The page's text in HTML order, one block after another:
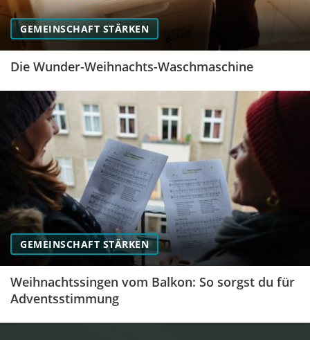
GEMEINSCHAFT STÄRKEN
Die Wunder-Weihnachts-Waschmaschine
GEMEINSCHAFT STÄRKEN
Weihnachtssingen vom Balkon: So sorgst du für
Adventsstimmung